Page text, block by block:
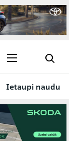
Ietaupi naudu
🔎